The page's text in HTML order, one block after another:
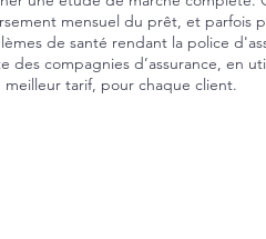
mensuel du prêt, et parfois
de santé rendant la police
des compagnies d’assurance, en
meilleur tarif, pour chaque client.